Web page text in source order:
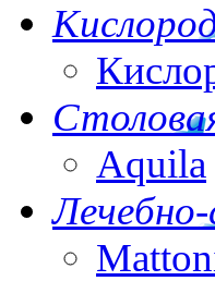
Aquila